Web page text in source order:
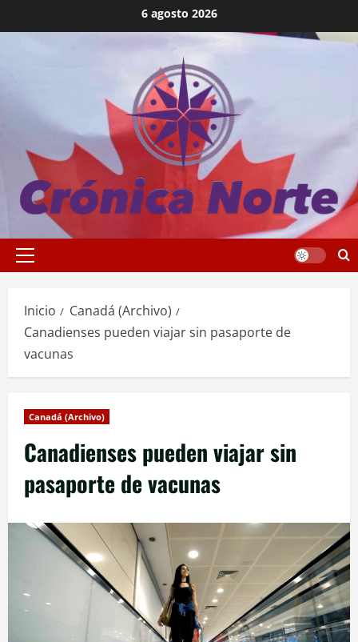
al
6 agosto 2026
Menú
Inicio
Canadá (Archivo)
Canadienses pueden viajar sin pasaporte de
vacunas
Canadá (Archivo)
Canadienses pueden viajar sin
pasaporte de vacunas